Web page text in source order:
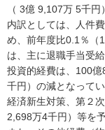
（ 3億 9,107万 5千円
内訳としては、人件
め、前年度比0.1％（
は、主に退職手当受
投資的経費は、100
千円）の減となって
経済新生対策、第２
2,698万4千円）等を